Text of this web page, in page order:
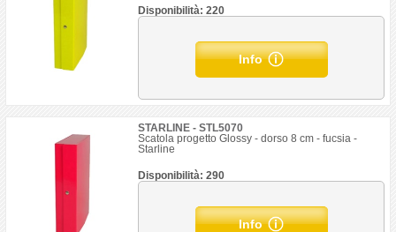
Disponibilità: 220
Info
STARLINE - STL5070
Scatola progetto Glossy - dorso 8 cm - fucsia -
Starline
Disponibilità: 290
Info